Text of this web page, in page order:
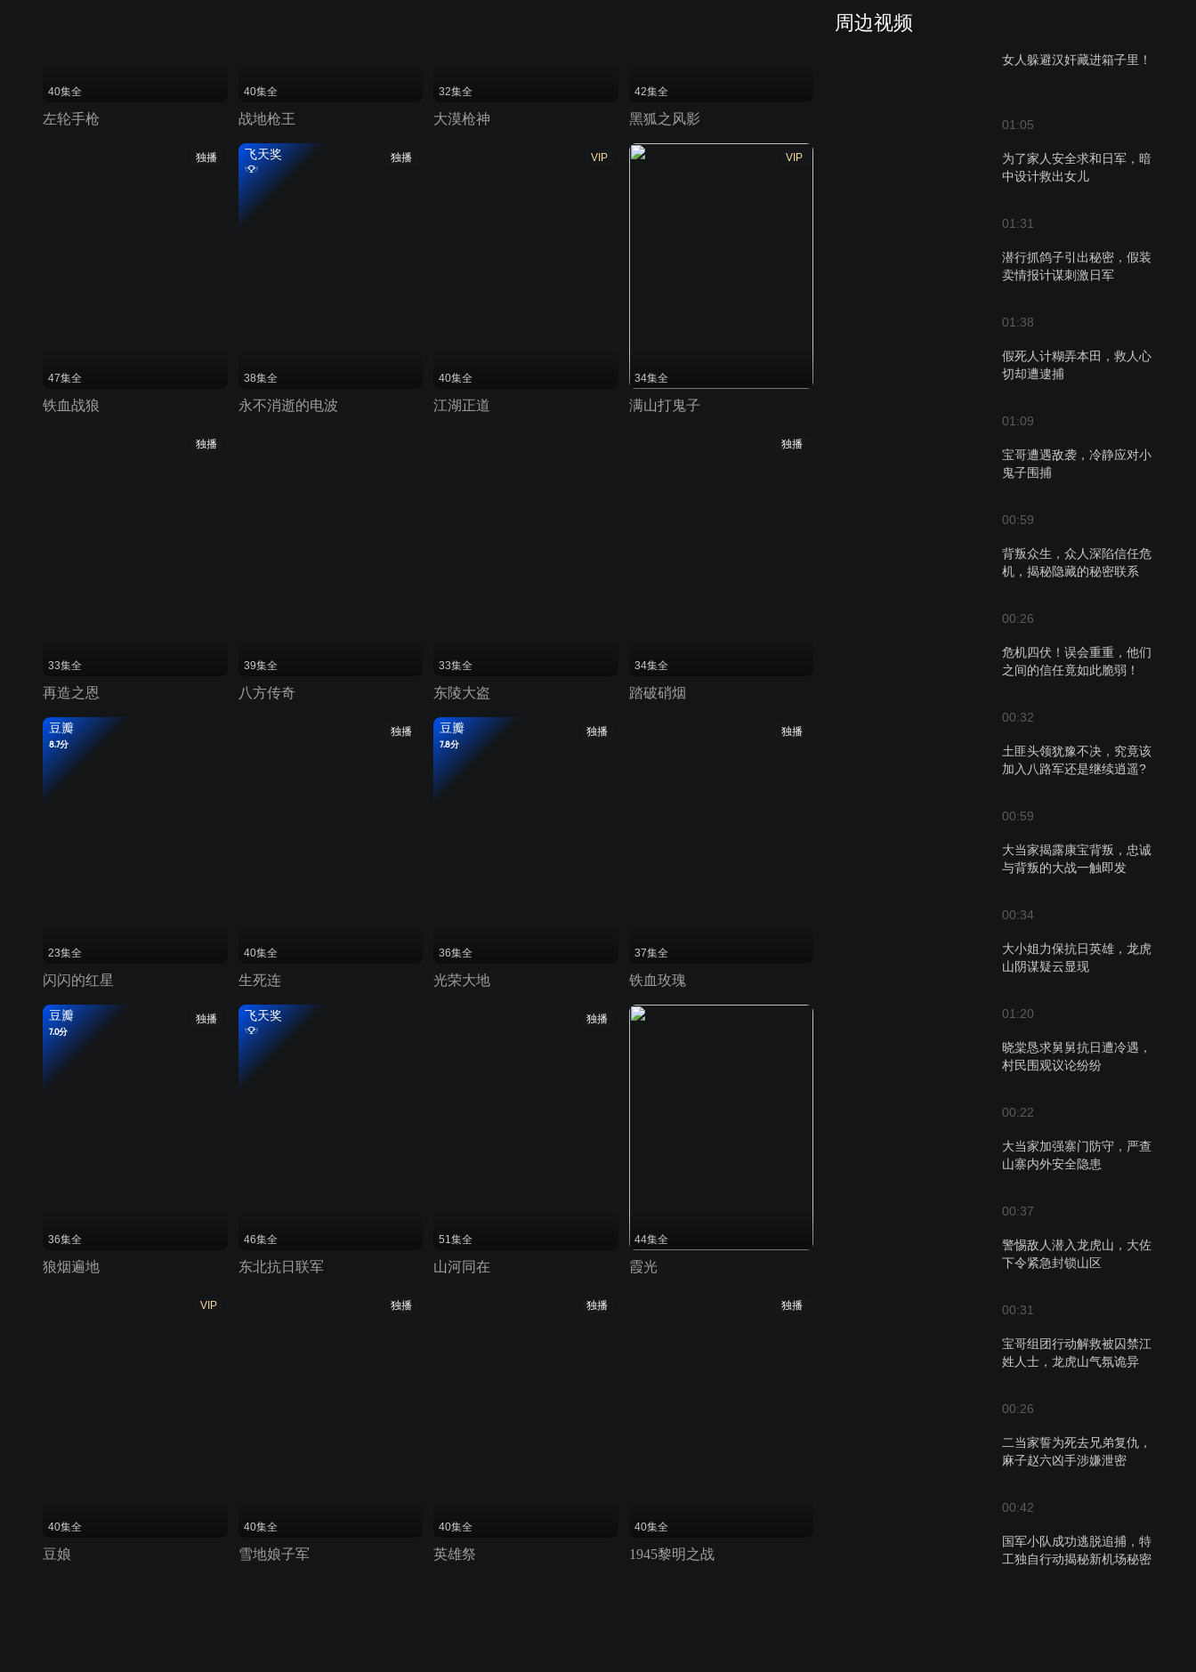
周边视频
女人躲避汉奸藏进箱子里！
01:05
为了家人安全求和日军，暗
中设计救出女儿
01:31
潜行抓鸽子引出秘密，假装
卖情报计谋刺激日军
01:38
假死人计糊弄本田，救人心
切却遭逮捕
01:09
宝哥遭遇敌袭，冷静应对小
鬼子围捕
00:59
背叛众生，众人深陷信任危
机，揭秘隐藏的秘密联系
00:26
危机四伏！误会重重，他们
之间的信任竟如此脆弱！
00:32
土匪头领犹豫不决，究竟该
加入八路军还是继续逍遥?
00:59
大当家揭露康宝背叛，忠诚
与背叛的大战一触即发
00:34
大小姐力保抗日英雄，龙虎
山阴谋疑云显现
01:20
晓棠恳求舅舅抗日遭冷遇，
村民围观议论纷纷
00:22
大当家加强寨门防守，严查
山寨内外安全隐患
00:37
警惕敌人潜入龙虎山，大佐
下令紧急封锁山区
00:31
宝哥组团行动解救被囚禁江
姓人士，龙虎山气氛诡异
00:26
二当家誓为死去兄弟复仇，
麻子赵六凶手涉嫌泄密
00:42
国军小队成功逃脱追捕，特
工独自行动揭秘新机场秘密
40集全
左轮手枪
40集全
战地枪王
32集全
大漠枪神
42集全
黑狐之风影
独播
47集全
铁血战狼
独播
飞天奖
38集全
永不消逝的电波
VIP
40集全
江湖正道
VIP
34集全
满山打鬼子
独播
33集全
再造之恩
39集全
八方传奇
33集全
东陵大盗
独播
34集全
踏破硝烟
豆瓣
8.7分
23集全
闪闪的红星
独播
40集全
生死连
独播
豆瓣
7.8分
36集全
光荣大地
独播
37集全
铁血玫瑰
独播
豆瓣
7.0分
36集全
狼烟遍地
飞天奖
46集全
东北抗日联军
独播
51集全
山河同在
44集全
霞光
VIP
40集全
豆娘
独播
40集全
雪地娘子军
独播
40集全
英雄祭
独播
40集全
1945黎明之战